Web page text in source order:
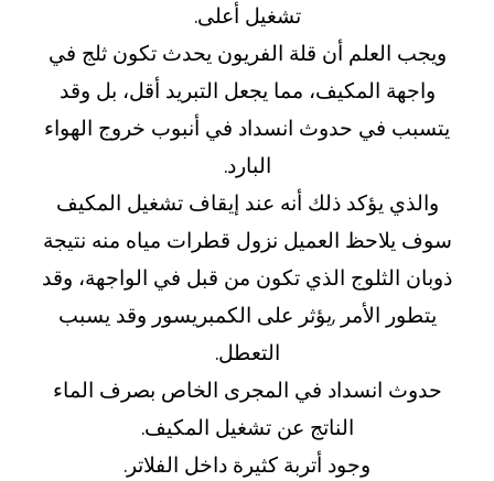
تشغيل أعلى.
ويجب العلم أن قلة الفريون يحدث تكون ثلج في
واجهة المكيف، مما يجعل التبريد أقل، بل وقد
يتسبب في حدوث انسداد في أنبوب خروج الهواء
البارد.
والذي يؤكد ذلك أنه عند إيقاف تشغيل المكيف
سوف يلاحظ العميل نزول قطرات مياه منه نتيجة
ذوبان الثلوج الذي تكون من قبل في الواجهة، وقد
يتطور الأمر ,يؤثر على الكمبريسور وقد يسبب
التعطل.
حدوث انسداد في المجرى الخاص بصرف الماء
الناتج عن تشغيل المكيف.
وجود أتربة كثيرة داخل الفلاتر.